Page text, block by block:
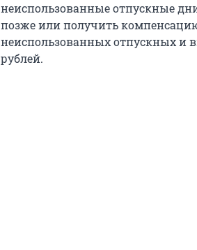
неиспользованные отпускные
позже или получить
неиспользованных отпускных и
рублей.